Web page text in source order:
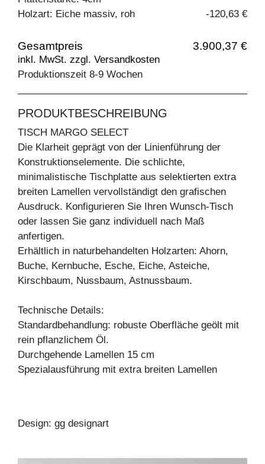
Holzart: Eiche massiv, roh
-120,63 €
Gesamtpreis 3.900,37 €
inkl. MwSt. zzgl. Versandkosten
Produktionszeit 8-9 Wochen
PRODUKTBESCHREIBUNG
TISCH MARGO SELECT
Die Klarheit geprägt von der Linienführung der
Konstruktionselemente. Die schlichte,
minimalistische Tischplatte aus selektierten extra
breiten Lamellen vervollständigt den grafischen
Ausdruck. Konfigurieren Sie Ihren Wunsch-Tisch
oder lassen Sie ganz individuell nach Maß
anfertigen.
Erhältlich in naturbehandelten Holzarten: Ahorn,
Buche, Kernbuche, Esche, Eiche, Asteiche,
Kirschbaum, Nussbaum, Astnussbaum.
Technische Details:
Standardbehandlung: robuste Oberfläche geölt mit
rein pflanzlichem Öl.
Durchgehende Lamellen 15 cm
Spezialausführung mit extra breiten Lamellen
Design: gg designart